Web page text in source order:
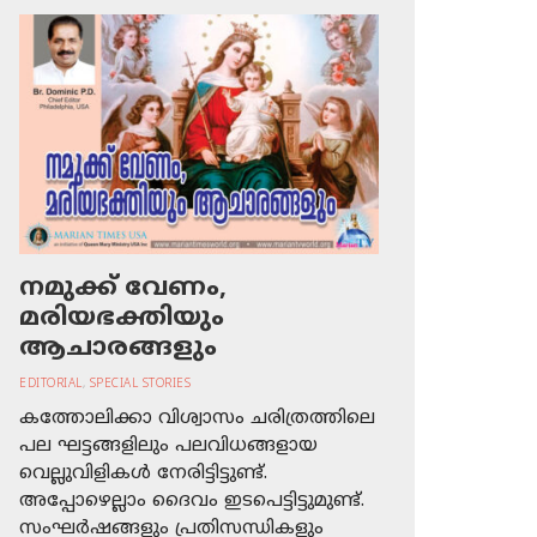
നമുക്ക് വേണം,
മരിയഭക്തിയും
ആചാരങ്ങളും
EDITORIAL, SPECIAL STORIES
കത്തോലിക്കാ വിശ്വാസം ചരിത്രത്തിലെ
പല ഘട്ടങ്ങളിലും പലവിധങ്ങളായ
വെല്ലുവിളികള്‍ നേരിട്ടിട്ടുണ്ട്.
അപ്പോഴെല്ലാം ദൈവം ഇടപെട്ടിട്ടുമുണ്ട്.
സംഘര്‍ഷങ്ങളും പ്രതിസന്ധികളും